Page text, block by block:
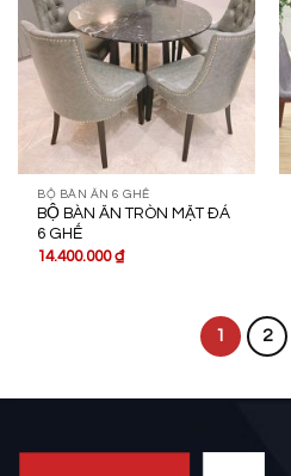
BỘ BÀN ĂN 6 GHẾ
BỘ BÀN ĂN TRÒN MẶT ĐÁ
6 GHẾ
14.400.000₫
1 2